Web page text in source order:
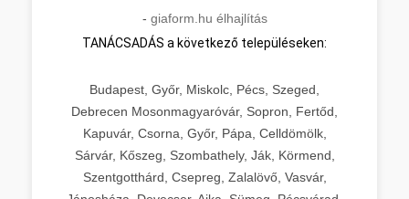
- giaform.hu élhajlítás
TANÁCSADÁS a következő településeken:
Budapest, Győr, Miskolc, Pécs, Szeged,
Debrecen Mosonmagyaróvár, Sopron, Fertőd,
Kapuvár, Csorna, Győr, Pápa, Celldömölk,
Sárvár, Kőszeg, Szombathely, Ják, Körmend,
Szentgotthárd, Csepreg, Zalalövő, Vasvár,